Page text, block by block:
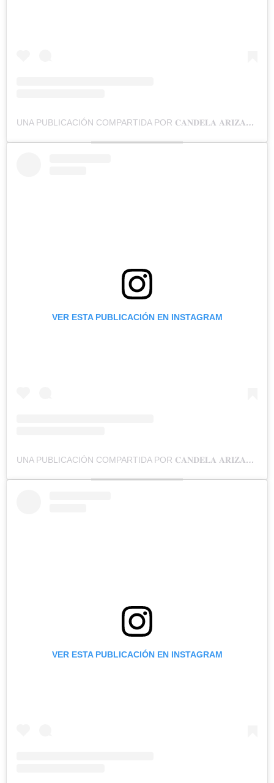
UNA PUBLICACIÓN COMPARTIDA POR 𝐂𝐀𝐍𝐃𝐄𝐋𝐀 𝐀𝐑𝐈𝐙𝐀𝐆𝐀
VER ESTA PUBLICACIÓN EN INSTAGRAM
UNA PUBLICACIÓN COMPARTIDA POR 𝐂𝐀𝐍𝐃𝐄𝐋𝐀 𝐀𝐑𝐈𝐙𝐀𝐆𝐀
VER ESTA PUBLICACIÓN EN INSTAGRAM